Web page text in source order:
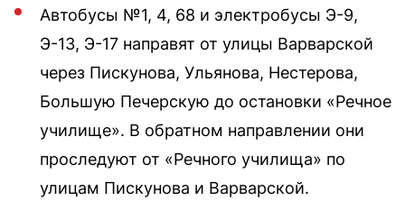
Автобусы №1, 4, 68 и электробусы Э-9,
Э-13, Э-17 направят от улицы Варварской
через Пискунова, Ульянова, Нестерова,
Большую Печерскую до остановки «Речное
училище». В обратном направлении они
проследуют от «Речного училища» по
улицам Пискунова и Варварской.